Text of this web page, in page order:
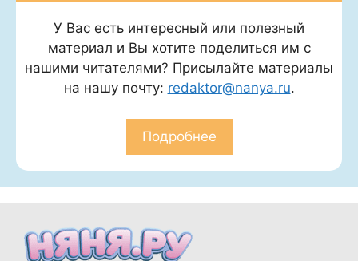
У Вас есть интересный или полезный
материал и Вы хотите поделиться им с
нашими читателями? Присылайте материалы
на нашу почту: redaktor@nanya.ru.
Подробнее